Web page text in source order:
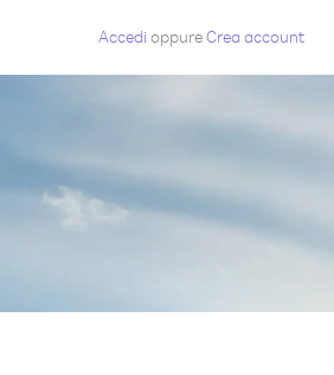
Accedi oppureCrea account